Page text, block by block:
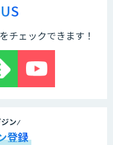
チェックできます！
ン
登録